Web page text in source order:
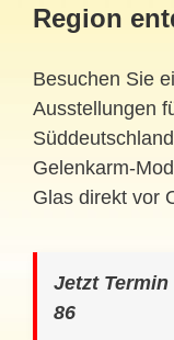
Region
Besuchen Sie
Ausstellungen
Gelenkarm-
Glas direkt vor
Jetzt Termin
86